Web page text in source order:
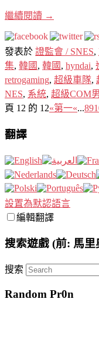
繼續閱讀 →
發表於 證監會 / SNES,
集, 韓國 , 韓國 , hyndai,
retrogaming, 超級車隊,
NES, 系統, 超級COM
頁 12 的 12«第一«...89
翻譯
設置為默認語言
編輯翻譯
搜索遊戲 (前: 馬里
搜索
Random Pr0n